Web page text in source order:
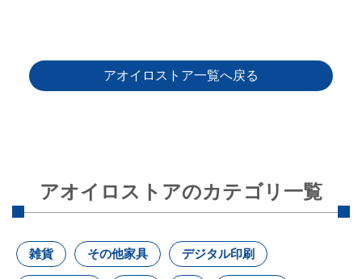
アオイロストア一覧へ戻る
アオイロストアのカテゴリ一覧
雑貨 その他家具 デジタル印刷